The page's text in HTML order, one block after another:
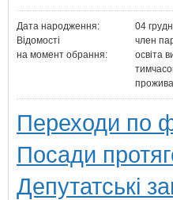
Дата народження:
04
Відомості
на момент обрання:
член
освіта
Переходи по
Посади
Депутатські